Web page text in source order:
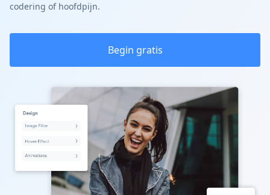
codering of hoofdpijn.
Begin gratis